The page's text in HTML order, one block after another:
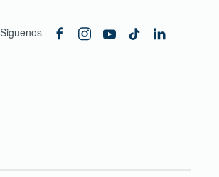
Siguenos